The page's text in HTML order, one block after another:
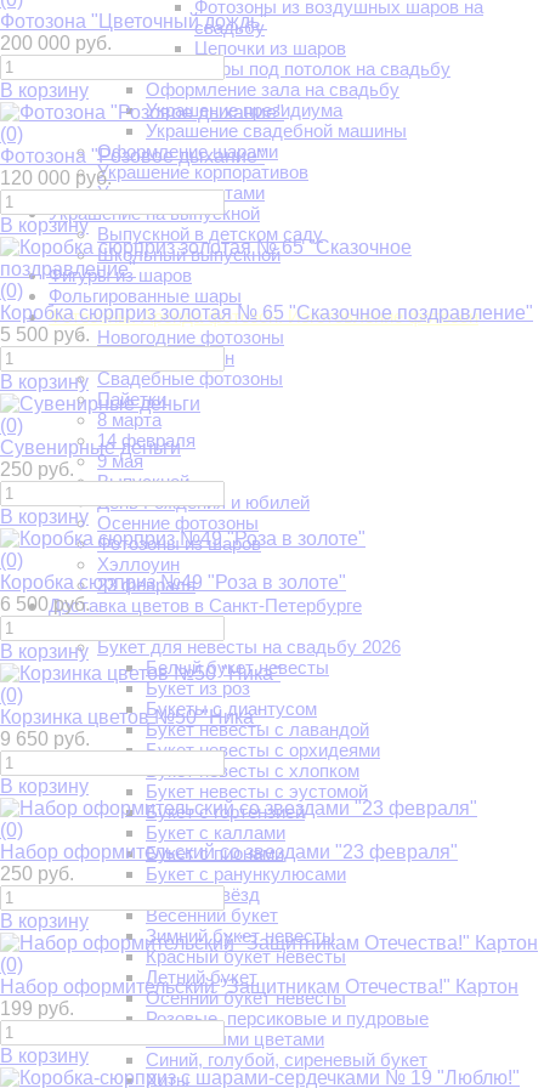
Фотозоны из воздушных шаров на
свадьбу
Цепочки из шаров
Шары под потолок на свадьбу
Оформление зала на свадьбу
Украшение президиума
Украшение свадебной машины
Оформление шарами
Украшение корпоративов
Украшение цветами
Украшение на выпускной
Выпускной в детском саду
Школьный выпускной
Фигуры из шаров
Фольгированные шары
Фотозоны. Аренда фотозон. Изготовление фотозон
Новогодние фотозоны
Аренда фотозон
Свадебные фотозоны
Пайетки
8 марта
14 февраля
9 мая
Выпускной
День Рождения и юбилей
Осенние фотозоны
Фотозоны из шаров
Хэллоуин
23 февраля
Доставка цветов в Санкт-Петербурге
Букет для невесты на свадьбу 2026
Белый букет невесты
Букет из роз
Букеты с диантусом
Букет невесты с лавандой
Букет невесты с орхидеями
Букет невесты с хлопком
Букет невесты с эустомой
Букет с гортензией
Букет с каллами
Букет с пионами
Букет с ранункулюсами
Букеты звёзд
Весенний букет
Зимний букет невесты
Красный букет невесты
Летний букет
Осенний букет невесты
Розовые, персиковые и пудровые
С полевыми цветами
Синий, голубой, сиреневый букет
Хиты
Фотозона "Цветочный дождь"
200 000 руб.
В корзину
(0)
Фотозона "Розовое дыхание"
120 000 руб.
В корзину
(0)
Коробка сюрприз золотая № 65 "Сказочное поздравление"
5 500 руб.
В корзину
(0)
Сувенирные деньги
250 руб.
В корзину
(0)
Коробка сюрприз №49 "Роза в золоте"
6 500 руб.
В корзину
(0)
Корзинка цветов №50 "Ника"
9 650 руб.
В корзину
(0)
Набор оформительский со звездами "23 февраля"
250 руб.
В корзину
(0)
Набор оформительский "Защитникам Отечества!" Картон
199 руб.
В корзину